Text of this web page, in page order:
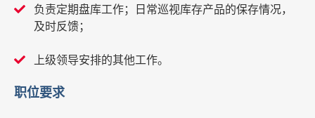
负责定期盘库工作；日常巡视库存产品的保存情况，
及时反馈；
上级领导安排的其他工作。
职位要求